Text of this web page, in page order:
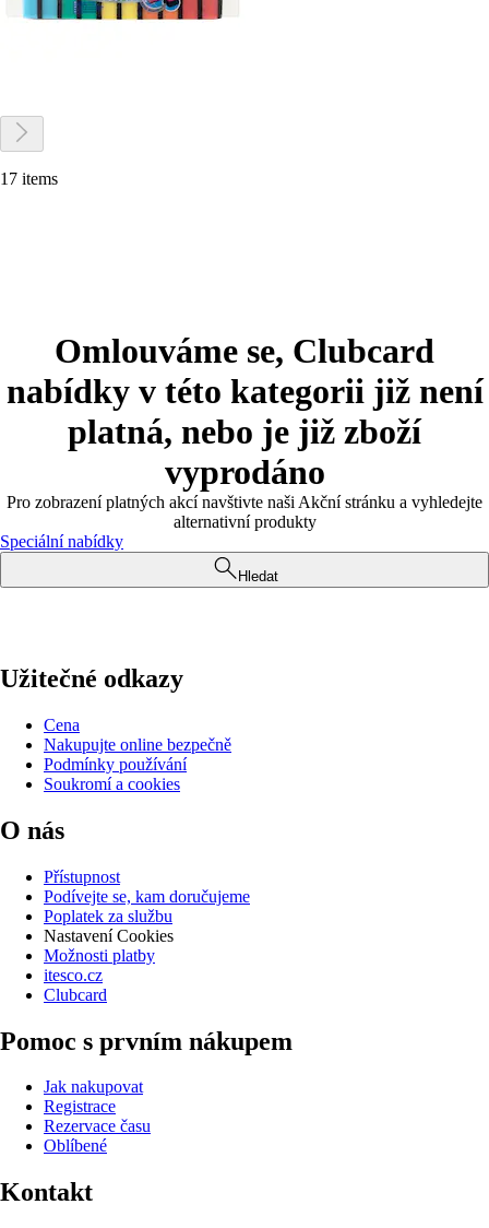
17 items
Omlouváme se, Clubcard
nabídky v této kategorii již není
platná, nebo je již zboží
vyprodáno
Pro zobrazení platných akcí navštivte naši Akční stránku a vyhledejte
alternativní produkty
Speciální nabídky
Hledat
Užitečné odkazy
Cena
Nakupujte online bezpečně
Podmínky používání
Soukromí a cookies
O nás
Přístupnost
Podívejte se, kam doručujeme
Poplatek za službu
Nastavení Cookies
Možnosti platby
itesco.cz
Clubcard
Pomoc s prvním nákupem
Jak nakupovat
Registrace
Rezervace času
Oblíbené
Kontakt